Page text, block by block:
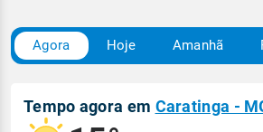
Agora Hoje Amanhã
Tempo agora em Caratinga -